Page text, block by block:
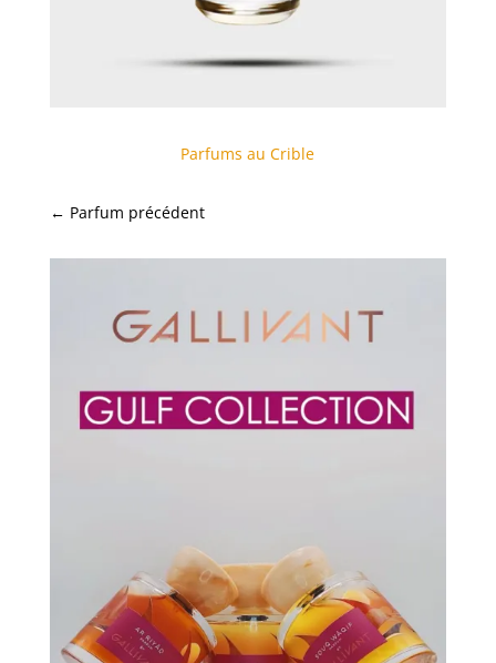
Parfums au Crible
← Parfum précédent